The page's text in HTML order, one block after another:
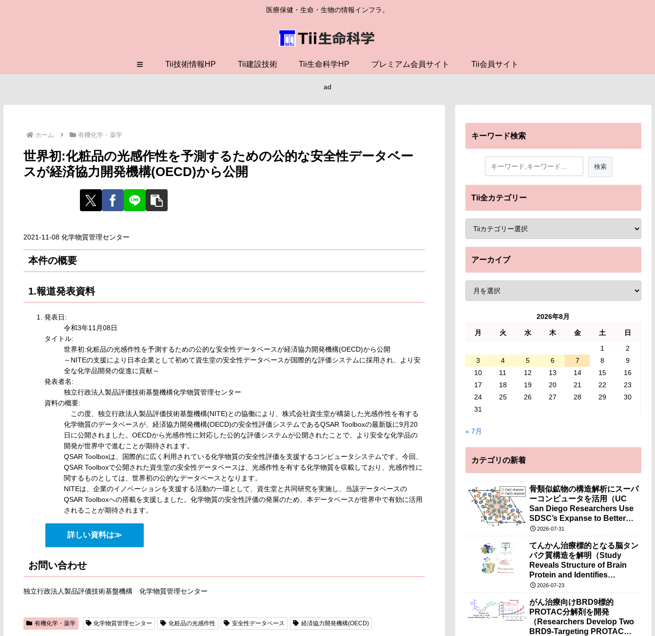
医療保健・生命・生物の情報インフラ。
≡ Tii技術情報HP Tii建設技術 Tii生命科学HP プレミアム会員サイト Tii会員サイト
ad
ホーム 有機化学・薬学
世界初:化粧品の光感作性を予測するための公的な安全性データベー
スが経済協力開発機構(OECD)から公開
2021-11-08 化学物質管理センター
本件の概要
1.報道発表資料
発表日:
令和3年11月08日
タイトル:
世界初:化粧品の光感作性を予測するための公的な安全性データベースが経済協力開発機構(OECD)から公開
～NITEの支援により日本企業として初めて資生堂の安全性データベースが国際的な評価システムに採用され、より安
全な化学品開発の促進に貢献～
発表者名:
独立行政法人製品評価技術基盤機構化学物質管理センター
資料の概要:
この度、独立行政法人製品評価技術基盤機構(NITE)との協働により、株式会社資生堂が構築した光感作性を有する
化学物質のデータベースが、経済協力開発機構(OECD)の安全性評価システムであるQSAR Toolboxの最新版に9月20
日に公開されました。OECDから光感作性に対応した公的な評価システムが公開されたことで、より安全な化学品の
開発が世界中で進むことが期待されます。
QSAR Toolboxは、国際的に広く利用されている化学物質の安全性評価を支援するコンピュータシステムです。今回、
QSAR Toolboxで公開された資生堂の安全性データベースは、光感作性を有する化学物質を収載しており、光感作性に
関するものとしては、世界初の公的なデータベースとなります。
NITEは、企業のイノベーションを支援する活動の一環として、資生堂と共同研究を実施し、当該データベースの
QSAR Toolboxへの搭載を支援しました。化学物質の安全性評価の発展のため、本データベースが世界中で有効に活用
されることが期待されます。
詳しい資料は≫
お問い合わせ
独立行政法人製品評価技術基盤機構 化学物質管理センター
有機化学・薬学 化学物質管理センター 化粧品の光感作性 安全性データベース 経済協力開発機構(OECD)
キーワード検索
Tii全カテゴリー
アーカイブ
2026年8月
月 火 水 木 金 土
日
1
2
3
4 5 6 7 8
9
10
11 12 13 14 15
16
17
18 19 20 21 22
23
24
25 26 27 28 29
30
31
« 7月
カテゴリの新着
骨類似鉱物の構造解析にスーパ
ーコンピュータを活用（UC
San Diego Researchers Use
SDSC’s Expanse to Better
Understand Bone-Like
2026-07-31
てんかん治療標的となる脳タン
パク質構造を解明（Study
Reveals Structure of Brain
Protein and Identifies
Potential Drug Target for
2026-07-23
がん治療向けBRD9標的
PROTAC分解剤を開発
（Researchers Develop Two
BRD9-Targeting PROTAC